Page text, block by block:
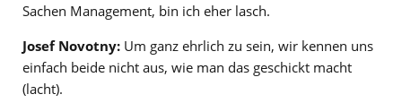
Sachen Management, bin ich eher lasch.
Josef Novotny: Um ganz ehrlich zu sein, wir kennen uns
einfach beide nicht aus, wie man das geschickt macht
(lacht).